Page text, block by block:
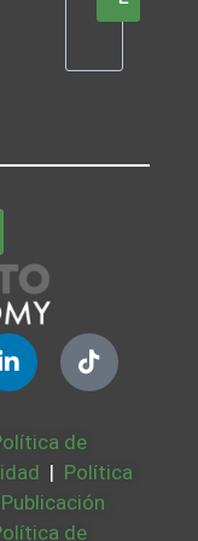
de
| Política
de